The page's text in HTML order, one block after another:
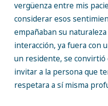
vergüenza entre mis
considerar esos
empañaban su naturaleza
interacción, ya fuera con
un residente, se
invitar a la persona que
respetara a sí misma